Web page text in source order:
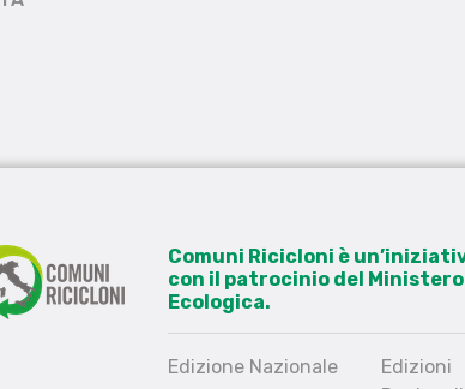
Comuni Ricicloni è
con il patrocinio del
Ecologica.
Edizione Nazionale
Edizioni